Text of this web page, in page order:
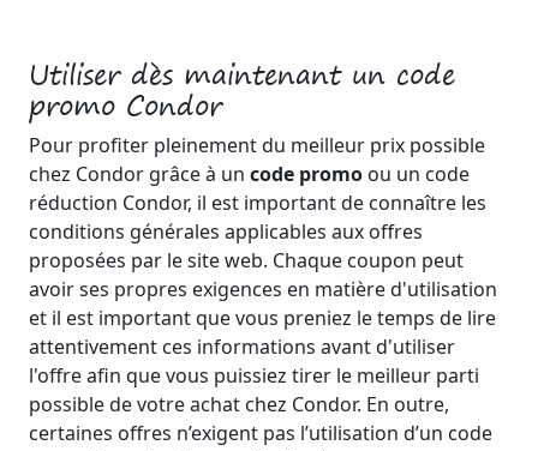
Utiliser dès maintenant un code
promo Condor
Pour profiter pleinement du meilleur prix possible
chez Condor grâce à un code promo ou un code
réduction Condor, il est important de connaître les
conditions générales applicables aux offres
proposées par le site web. Chaque coupon peut
avoir ses propres exigences en matière d'utilisation
et il est important que vous preniez le temps de lire
attentivement ces informations avant d'utiliser
l'offre afin que vous puissiez tirer le meilleur parti
possible de votre achat chez Condor. En outre,
certaines offres n’exigent pas l’utilisation d’un code